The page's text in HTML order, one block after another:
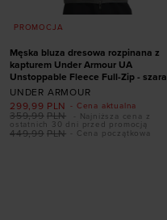
PROMOCJA
Męska bluza dresowa rozpinana z
kapturem Under Armour UA
Unstoppable Fleece Full-Zip - szara
UNDER ARMOUR
- Cena aktualna
299,99 PLN
- Cena początkowa
449,99 PLN
359,99 PLN
- Najniższa cena z
ostatnich 30 dni przed promocją